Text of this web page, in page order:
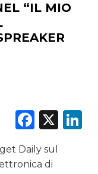
“IL MIO
X
Daily sul
di